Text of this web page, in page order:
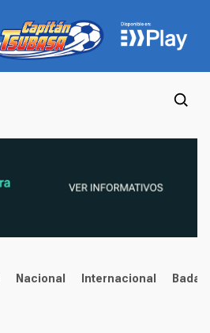
Nacional Internacional